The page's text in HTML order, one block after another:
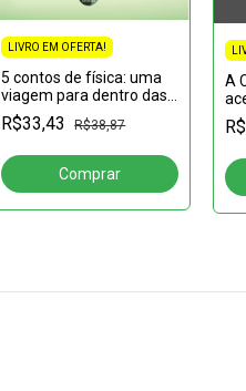
LIVRO EM OFERTA!
5 contos de física: uma
viagem para dentro das
fórmulas
R$33,43 R$38,87
A